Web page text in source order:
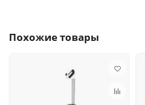
Похожие товары